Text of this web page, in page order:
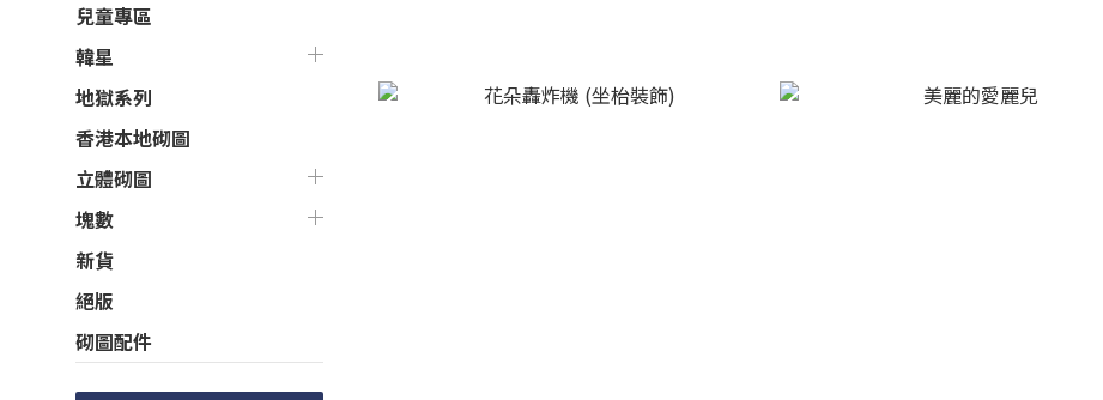
兒童專區
韓星
地獄系列
香港本地砌圖
立體砌圖
塊數
新貨
絕版
砌圖配件